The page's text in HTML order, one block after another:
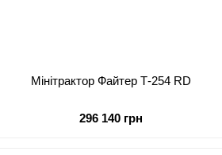
Мінітрактор Файтер Т-254 RD
296 140 грн